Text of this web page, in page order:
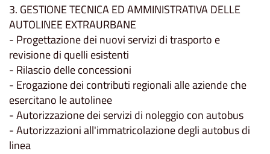
3. GESTIONE TECNICA ED AMMINISTRATIVA DELLE
AUTOLINEE EXTRAURBANE
- Progettazione dei nuovi servizi di trasporto e
revisione di quelli esistenti
- Rilascio delle concessioni
- Erogazione dei contributi regionali alle aziende che
esercitano le autolinee
- Autorizzazione dei servizi di noleggio con autobus
- Autorizzazioni all'immatricolazione degli autobus di
linea